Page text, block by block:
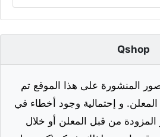
Qshop
المنشورة على هذا الموقع تم
و إحتمالية وجود أخطاء في
المزودة من قبل المعلن أو خلال